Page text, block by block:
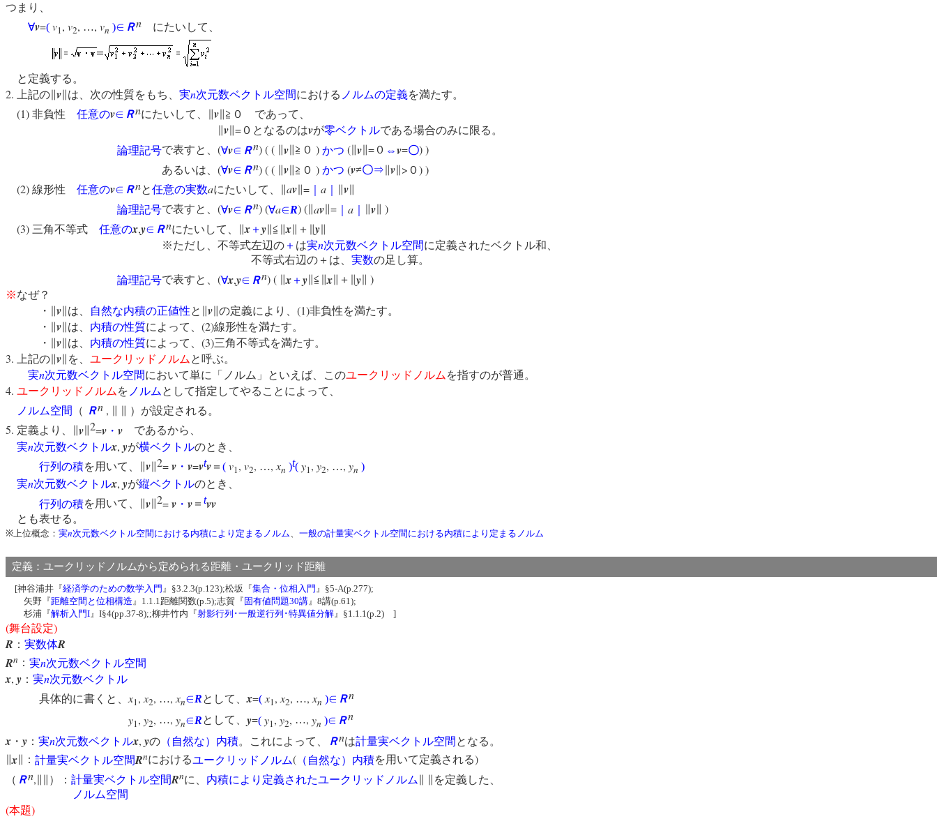
つまり、
∀v=( v1, v2, …, vn )∈ Ｒn にたいして、
と定義する。
2. 上記の∥ v ∥は、次の性質をもち、 実n次元数ベクトル空間における ノルムの定義を満たす。
(1) 非負性 任意のv∈ Ｒnにたいして、∥ v ∥≧０ であって、
v =０となるのはvが零ベクトルである場合のみに限る。
論理記号で表すと、 (∀v∈ Ｒn) ( ( v ∥≧０ ) かつ ( v =０ ⇔v=〇) )
あるいは、 (∀v∈ Ｒn) ( ( v ∥≧０ ) かつ (v≠〇⇒ v > ０) )
(2) 線形性 任意のv∈ Ｒnと任意の実数aにたいして、∥ av = a v
論理記号で表すと、 (∀v∈ Ｒn) (∀a∈R) ( av = a v
)
(3) 三角不等式 任意のx,y∈ Ｒnにたいして、∥x＋y ∥≦∥x ∥＋∥ y
※ただし、不等式左辺の＋ は実n次元数ベクトル空間に定義されたベクトル和、
不等式右辺の＋は、 実数の足し算。
論理記号で表すと、 (∀x,y∈ Ｒn) ( ∥x＋y ∥≦∥x ∥＋∥ y )
※なぜ？
・∥ v ∥は、 自然な内積の正値性と∥ v ∥の定義により、 (1)非負性を満たす。
・∥ v ∥は、 内積の性質によって、 (2)線形性を満たす。
・∥ v ∥は、 内積の性質によって、 (3)三角不等式を満たす。
3. 上記の∥ v ∥を、 ユークリッドノルム と呼ぶ。
実n次元数ベクトル空間において単に「ノルム」といえば、このユークリッドノルム を指すのが普通。
4. ユークリッドノルム を ノルム として指定してやることによって、
ノルム空間
（ Ｒn , ）が設定される。
5. 定義より、∥ v 2=v ・ v であるから、
実n次元数ベクトルx, yが横ベクトルのとき、
行列の積を用いて、∥ v 2=v ・ v=vtv ＝ ( v1, v2, …, xn )t( y1, y2, …, yn )
実n次元数ベクトルx, yが縦ベクトルのとき、
行列の積を用いて、∥ v 2=v ・ v ＝ tvv
とも表せる。
※上位概念： 実n次元数ベクトル空間における内積により定まるノルム 一般の計量実ベクトル空間における内積により定まるノルム
定義：ユークリッドノルムから定められる距離・ユークリッド距離
[神谷浦井『経済学のための数学入門 』§3.2.3(p.123);松坂『集合・位相入門 』§5-A(p.277);
矢野『距離空間と位相構造』1.1.1距離関数(p.5);志賀『 固有値問題30講』8講(p.61);
杉浦『解析入門I』I§4(pp.37-8);;柳井竹内『射影行列･一般逆行列･特異値分解』§1.1.1(p.2) ]
(舞台設定)
R ： 実数体R
Rn ： 実n次元数ベクトル空間
x, y ： 実n次元数ベクトル
具体的に書くと、 x1, x2, …, xn∈Rとして、x=( x1, x2, …, xn )∈ Ｒn
y1, y2, …, yn∈Rとして、 y=( y1, y2, …, yn )∈ Ｒn
x ・ y ： 実n次元数ベクトルx, yの （自然な）内積。これによって、 Ｒnは計量実ベクトル空間 となる。
∥x ∥： 計量実ベクトル空間Rnにおけるユークリッドノルム( （自然な）内積を用いて定義される)
（ Ｒn, ∥∥）： 計量実ベクトル空間Rnに、 内積により定義されたユークリッドノルム
∥を定義した、
ノルム空間
(本題)